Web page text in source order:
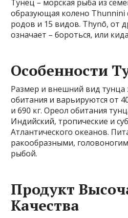
Тунец – морская рыба из
образующая колено Thunnini
родов и 15 видов. Thynō, от
означает – бороться, или
Особенности
Размер и внешний вид тунца
обитания и варьируются от
и 690 кг. Ореол обитания
Индийский, тропические и
Атлантического океанов.
ракообразными,
рыбой.
Продукт
Качества